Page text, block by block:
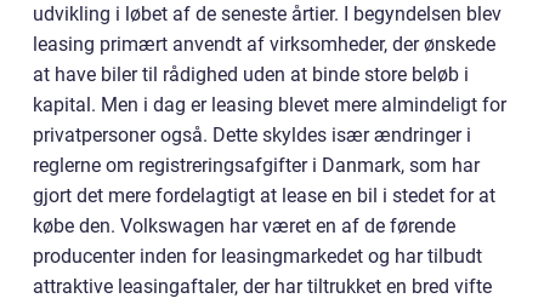
udvikling i løbet af de seneste årtier. I begyndelsen blev
leasing primært anvendt af virksomheder, der ønskede
at have biler til rådighed uden at binde store beløb i
kapital. Men i dag er leasing blevet mere almindeligt for
privatpersoner også. Dette skyldes især ændringer i
reglerne om registreringsafgifter i Danmark, som har
gjort det mere fordelagtigt at lease en bil i stedet for at
købe den. Volkswagen har været en af de førende
producenter inden for leasingmarkedet og har tilbudt
attraktive leasingaftaler, der har tiltrukket en bred vifte